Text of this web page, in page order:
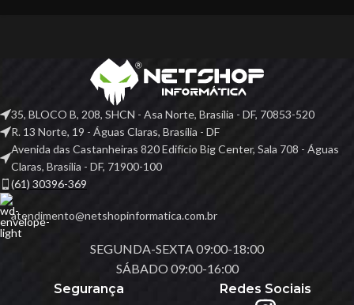
35, BLOCO B, 208, SHCN - Asa Norte, Brasília - DF, 70853-520
R. 13 Norte, 19 - Águas Claras, Brasília - DF
Avenida das Castanheiras 820 Edifício Big Center, Sala 708 - Águas
Claras, Brasília - DF, 71900-100
(61) 30396-369
atendimento@netshopinformatica.com.br
SEGUNDA-SEXTA 09:00-18:00
SÁBADO 09:00-16:00
Segurança
Redes Sociais